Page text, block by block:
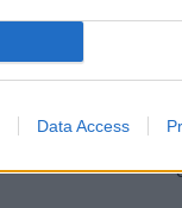
Data Access